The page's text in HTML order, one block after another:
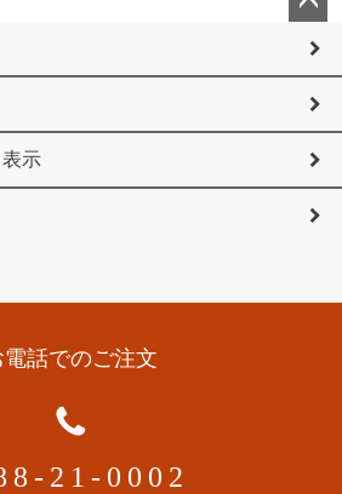
ペー
ジト
ップ
示
電話でのご注文
21-0002